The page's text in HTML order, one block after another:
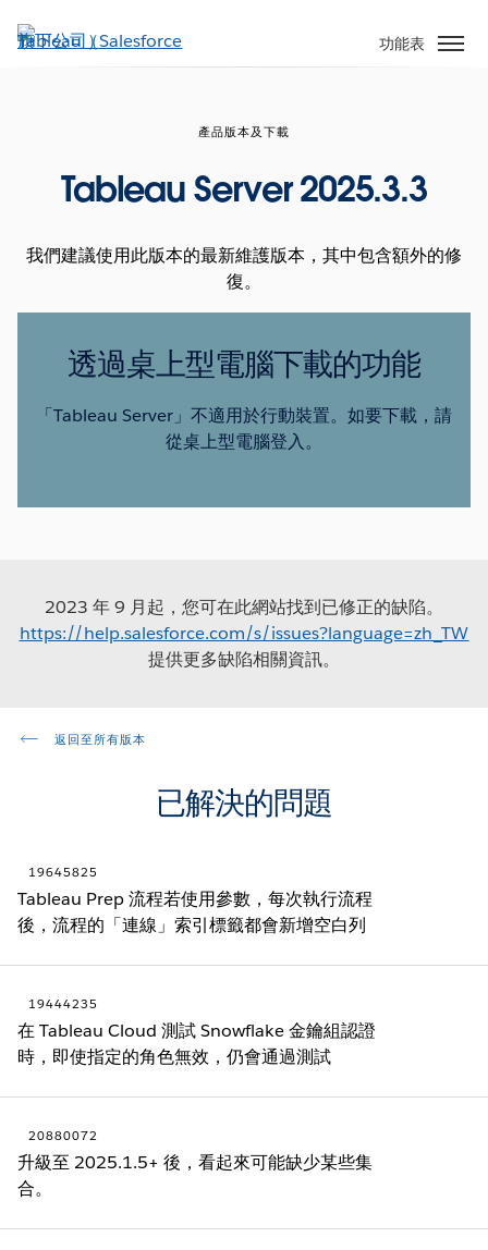
至
功能表
產品版本及下載
Tableau Server 2025.3.3
我們建議使用此版本的最新維護版本，其中包含額外的修
復。
透過桌上型電腦下載的功能
「Tableau Server」不適用於行動裝置。如要下載，請
從桌上型電腦登入。
2023 年 9 月起，您可在此網站找到已修正的缺陷。
https://help.salesforce.com/s/issues?language=zh_TW
提供更多缺陷相關資訊。
返回至所有版本
已解決的問題
19645825
Tableau Prep 流程若使用參數，每次執行流程
後，流程的「連線」索引標籤都會新增空白列
19444235
在 Tableau Cloud 測試 Snowflake 金鑰組認證
時，即使指定的角色無效，仍會通過測試
20880072
升級至 2025.1.5+ 後，看起來可能缺少某些集
合。